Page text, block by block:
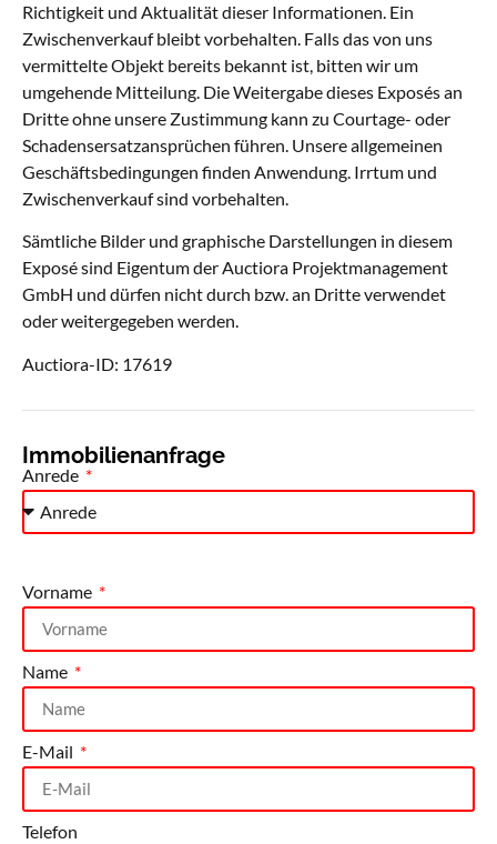
Richtigkeit und Aktualität dieser Informationen. Ein
Zwischenverkauf bleibt vorbehalten. Falls das von uns
vermittelte Objekt bereits bekannt ist, bitten wir um
umgehende Mitteilung. Die Weitergabe dieses Exposés an
Dritte ohne unsere Zustimmung kann zu Courtage- oder
Schadensersatzansprüchen führen. Unsere allgemeinen
Geschäftsbedingungen finden Anwendung. Irrtum und
Zwischenverkauf sind vorbehalten.
Sämtliche Bilder und graphische Darstellungen in diesem
Exposé sind Eigentum der Auctiora Projektmanagement
GmbH und dürfen nicht durch bzw. an Dritte verwendet
oder weitergegeben werden.
Auctiora-ID: 17619
Immobilienanfrage
Anrede
Vorname
Name
E-Mail
Telefon